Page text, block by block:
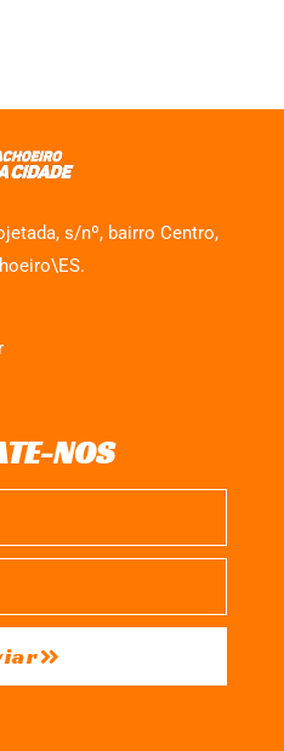
s/nº, bairro Centro,
NOS